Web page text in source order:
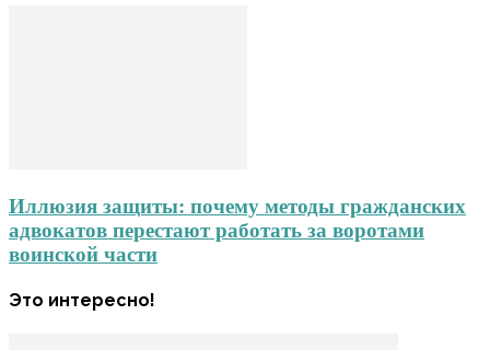
Иллюзия защиты: почему методы гражданских
адвокатов перестают работать за воротами
воинской части
Это интересно!